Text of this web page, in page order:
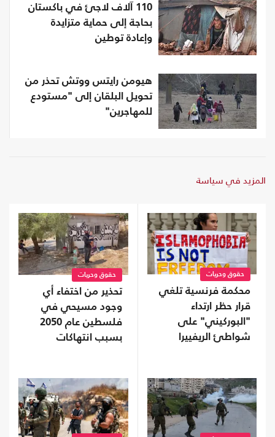
110 آلاف لاجئ في باكستان
بحاجة إلى حماية متزايدة
وإعادة توطين
هيومن رايتس ووتش تحذر من
تحويل البلقان إلى "مستودع
للمهاجرين"
المزيد في سياسة
حقوق وحريات
محكمة فرنسية تلغي
قرار حظر ارتداء
"البوركيني" على
شواطئ الريفييرا
حقوق وحريات
تحذير من اختفاء أي
وجود مسيحي في
فلسطين عام 2050
بسبب انتهاكات